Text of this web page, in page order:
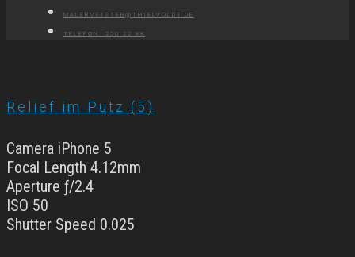
MALERMEISTER@THIELVOLDT.DE
TELEFON: 250 22 88
Relief im Putz (5)
Camera iPhone 5
Focal Length 4.12mm
Aperture ƒ/2.4
ISO 50
Shutter Speed 0.025